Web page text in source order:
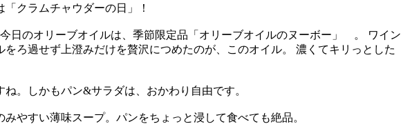
クラムチャウダーの日」！
日のオリーブオイルは、季節限定品「オリーブオイルのヌーボー」 。 ワイン
ろ過せず上澄みだけを贅沢につめたのが、このオイル。 濃くてキリっとした
。しかもパン&サラダは、おかわり自由です。
やすい薄味スープ。パンをちょっと浸して食べても絶品。